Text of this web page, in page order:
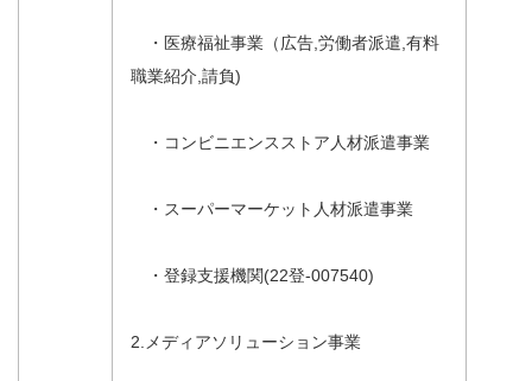
・医療福祉事業（広告,労働者派遣,有料
職業紹介,請負)
・コンビニエンスストア人材派遣事業
・スーパーマーケット人材派遣事業
・登録支援機関(22登-007540)
2.メディアソリューション事業